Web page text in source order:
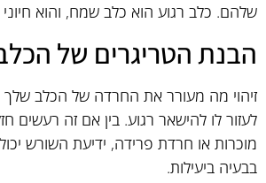
שלהם. כלב רגוע הוא כלב שמח, והוא חיוני
הבנת הטריגרים של
זיהוי מה מעורר את החרדה של הכלב
לעזור לו להישאר רגוע. בין אם זה רעשים
מוכרות או חרדת פרידה, ידיעת השורש
בבעיה ביעילות.